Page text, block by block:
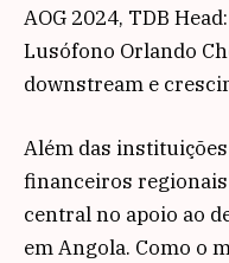
AOG 2024, TDB
Lusófono Orlando
downstream e
Além das
financeiros
central no apoio ao
em Angola. Como o